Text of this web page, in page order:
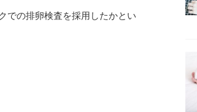
での排卵検査を採用したかとい